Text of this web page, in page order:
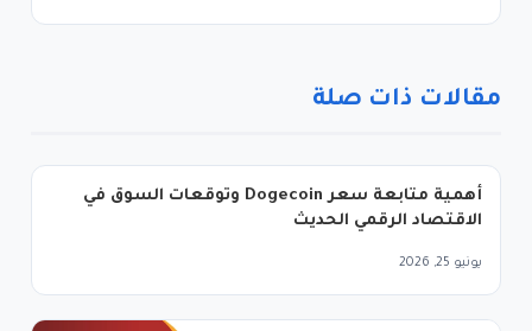
مقالات ذات صلة
أهمية متابعة سعر Dogecoin وتوقعات السوق في
الاقتصاد الرقمي الحديث
يونيو 25, 2026